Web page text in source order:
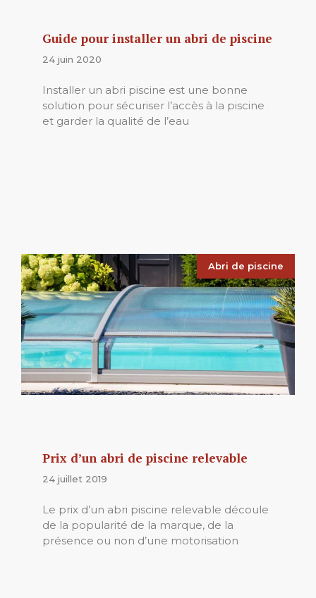
Guide pour installer un abri de piscine
24 juin 2020
Installer un abri piscine est une bonne
solution pour sécuriser l’accès à la piscine
et garder la qualité de l’eau
Abri de piscine
Prix d’un abri de piscine relevable
24 juillet 2019
Le prix d’un abri piscine relevable découle
de la popularité de la marque, de la
présence ou non d’une motorisation